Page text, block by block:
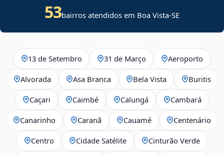
53bairros atendidos em Boa Vista-SE
13 de Setembro 31 de Março Aeroporto
Alvorada Asa Branca Bela Vista Buritis
Caçari Caimbé Calungá Cambará
Canarinho Caranã Cauamé Centenário
Centro Cidade Satélite Cinturão Verde